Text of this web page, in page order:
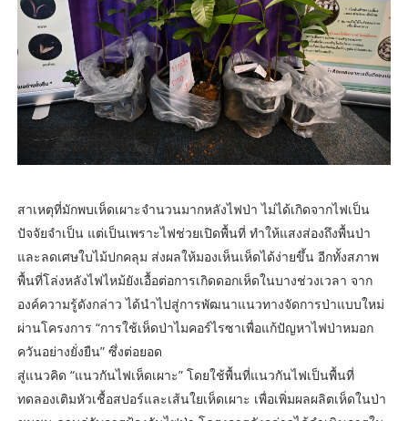
สาเหตุที่มักพบเห็ดเผาะจำนวนมากหลังไฟป่า ไม่ได้เกิดจากไฟเป็น
ปัจจัยจำเป็น แต่เป็นเพราะไฟช่วยเปิดพื้นที่ ทำให้แสงส่องถึงพื้นป่า
และลดเศษใบไม้ปกคลุม ส่งผลให้มองเห็นเห็ดได้ง่ายขึ้น อีกทั้งสภาพ
พื้นที่โล่งหลังไฟไหม้ยังเอื้อต่อการเกิดดอกเห็ดในบางช่วงเวลา จาก
องค์ความรู้ดังกล่าว ได้นำไปสู่การพัฒนาแนวทางจัดการป่าแบบใหม่
ผ่านโครงการ “การใช้เห็ดป่าไมคอร์ไรซาเพื่อแก้ปัญหาไฟป่าหมอก
ควันอย่างยั่งยืน” ซึ่งต่อยอด
สู่แนวคิด “แนวกันไฟเห็ดเผาะ” โดยใช้พื้นที่แนวกันไฟเป็นพื้นที่
ทดลองเติมหัวเชื้อสปอร์และเส้นใยเห็ดเผาะ เพื่อเพิ่มผลผลิตเห็ดในป่า